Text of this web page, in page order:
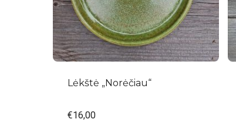
Lėkštė „Norėčiau“
€16,00